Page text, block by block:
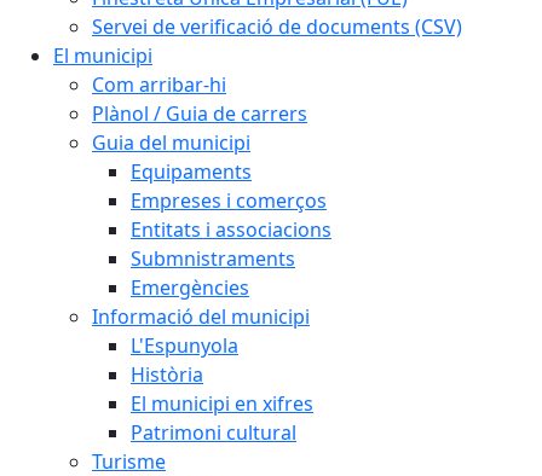
Servei de verificació de documents (CSV)
El municipi
Com arribar-hi
Plànol / Guia de carrers
Guia del municipi
Equipaments
Empreses i comerços
Entitats i associacions
Submnistraments
Emergències
Informació del municipi
L'Espunyola
Història
El municipi en xifres
Patrimoni cultural
Turisme